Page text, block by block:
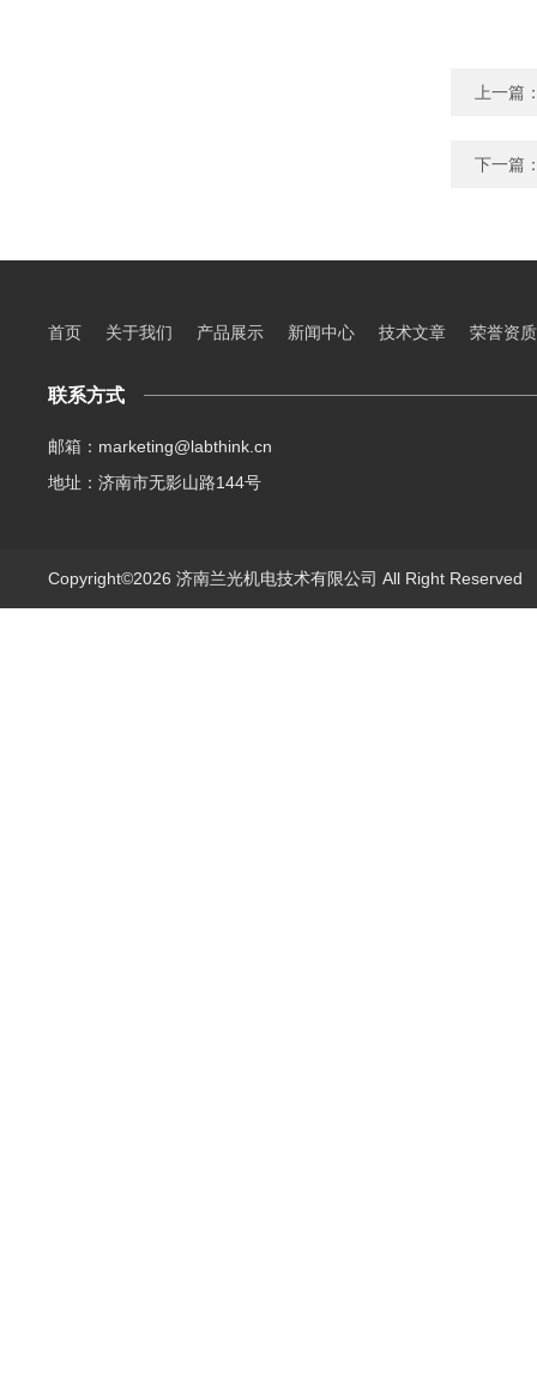
上一篇
下一篇
首页 关于我们 产品展示 新闻中心 技术文章 荣誉资质
联系方式
邮箱：marketing@labthink.cn
地址：济南市无影山路144号
Copyright©2026 济南兰光机电技术有限公司 All Right